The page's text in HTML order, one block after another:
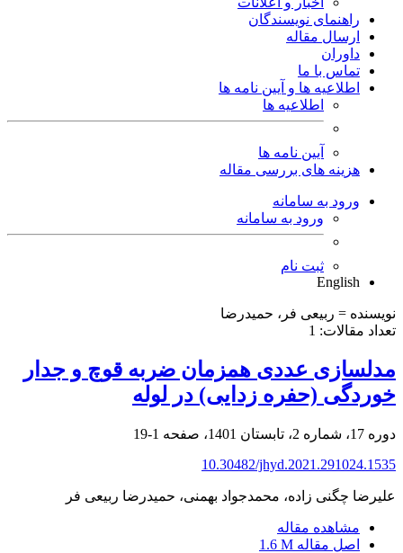
راهنمای نویسندگان
ارسال مقاله
داوران
تماس با ما
اطلاعیه ها و آیین نامه ها
اطلاعیه ها
آیین نامه ها
هزینه های بررسی مقاله
ورود به سامانه
ورود به سامانه
ثبت نام
English
نویسنده = ربیعی فر، حمیدرضا
تعداد مقالات: 1
مدلسازی عددی همزمان ضربه قوچ و جدار
خوردگی (حفره زدایی) در لوله
دوره 17، شماره 2، تابستان 1401، صفحه
1-19
10.30482/jhyd.2021.291024.1535
علیرضا چگنی زاده، محمدجواد بهمنی، حمیدرضا ربیعی فر
مشاهده مقاله
اصل مقاله 1.6 M